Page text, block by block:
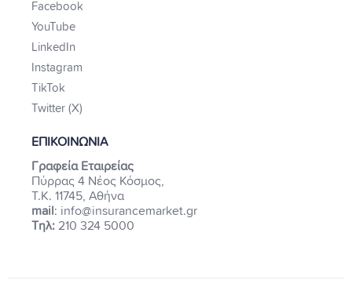
Facebook
YouTube
LinkedIn
Instagram
TikTok
Twitter (X)
ΕΠΙΚΟΙΝΩΝΙΑ
Γραφεία Εταιρείας
Πύρρας 4 Νέος Κόσμος,
Τ.Κ. 11745, Αθήνα
mail : info@insurancemarket.gr
Τηλ: 210 324 5000